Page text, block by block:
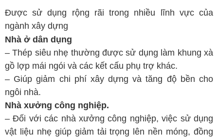
Được sử dụng rộng rãi trong nhiều lĩnh vực của
ngành xây dựng
Nhà ở dân dụng
–Thép siêu nhẹ thường được sử dụng làm khung xà
gồ lợp mái ngói và các kết cấu phụ trợ khác.
– Giúp giảm chi phí xây dựng và tăng độ bền cho
ngôi nhà.
Nhà xưởng công nghiệp.
–Đối với các nhà xưởng công nghiệp, việc sử dụng
vật liệu nhẹ giúp giảm tải trọng lên nền móng, đồng